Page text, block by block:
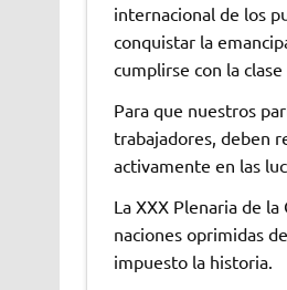
internacional de los
conquistar la
cumplirse con la
Para que nuestros
trabajadores, deben
activamente en las
La XXX Plenaria de
naciones oprimidas
impuesto la historia.